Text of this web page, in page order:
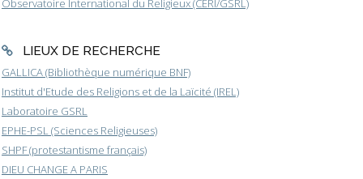
Observatoire International du Religieux (CERI/GSRL)
LIEUX DE RECHERCHE
GALLICA (Bibliothèque numérique BNF)
Institut d'Etude des Religions et de la Laïcité (IREL)
Laboratoire GSRL
EPHE-PSL (Sciences Religieuses)
SHPF (protestantisme français)
DIEU CHANGE A PARIS